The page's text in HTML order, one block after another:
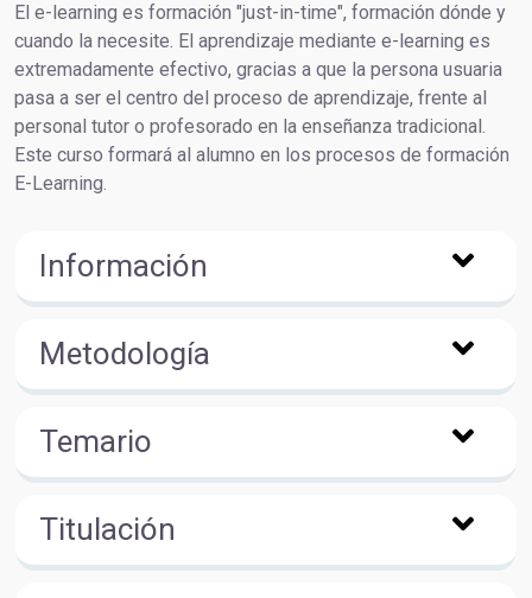
El e-learning es formación "just-in-time", formación dónde y
cuando la necesite. El aprendizaje mediante e-learning es
extremadamente efectivo, gracias a que la persona usuaria
pasa a ser el centro del proceso de aprendizaje, frente al
personal tutor o profesorado en la enseñanza tradicional.
Este curso formará al alumno en los procesos de formación
E-Learning.
Información
Metodología
Temario
Titulación